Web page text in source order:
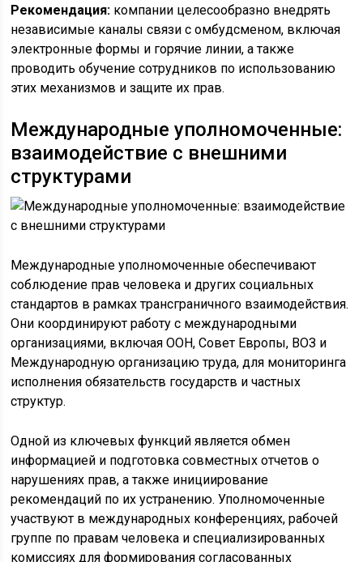
Рекомендация: компании целесообразно внедрять
независимые каналы связи с омбудсменом, включая
электронные формы и горячие линии, а также
проводить обучение сотрудников по использованию
этих механизмов и защите их прав.
Международные уполномоченные:
взаимодействие с внешними
структурами
Международные уполномоченные обеспечивают
соблюдение прав человека и других социальных
стандартов в рамках трансграничного взаимодействия.
Они координируют работу с международными
организациями, включая ООН, Совет Европы, ВОЗ и
Международную организацию труда, для мониторинга
исполнения обязательств государств и частных
структур.
Одной из ключевых функций является обмен
информацией и подготовка совместных отчетов о
нарушениях прав, а также инициирование
рекомендаций по их устранению. Уполномоченные
участвуют в международных конференциях, рабочей
группе по правам человека и специализированных
комиссиях для формирования согласованных